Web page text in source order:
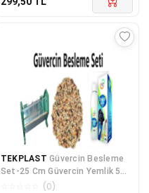
TEKPLAST Güvercin Besleme
Set-25 Cm Güvercin Yemlik 5
Kg Güvercin Yemi Power Brood
(0)